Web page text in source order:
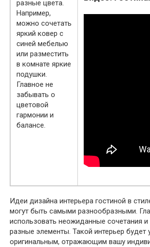
разные цвета.
Например,
можно сочетать
яркий ковер с
синей мебелью
или разместить
в комнате яркие
подушки.
Главное не
забывать о
цветовой
гармонии и
балансе.
Идеи дизайна интерьера гостиной в
могут быть самыми разнообразными.
использовать неожиданные сочетания и
разные элементы. Такой интерьер будет
оригинальным, отражающим вашу